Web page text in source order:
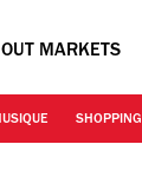
MARKETS
SHOPPING